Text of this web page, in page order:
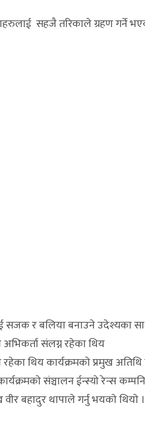
सहजै तरिकाले ग्रहण गर्ने
सजक र बलिया बनाउने उदेश्यका
संलग्न रहेका थिय
थिय कार्यक्रमकाे प्रमुख
संञ्चालन ईन्स्याे रेन्स
बहादुर थापाले गर्नु भयकाे थियाे ।